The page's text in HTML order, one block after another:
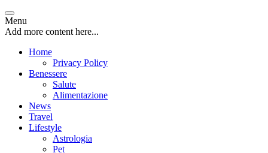
Menu
Add more content here...
Home
Privacy Policy
Benessere
Salute
Alimentazione
News
Travel
Lifestyle
Astrologia
Pet